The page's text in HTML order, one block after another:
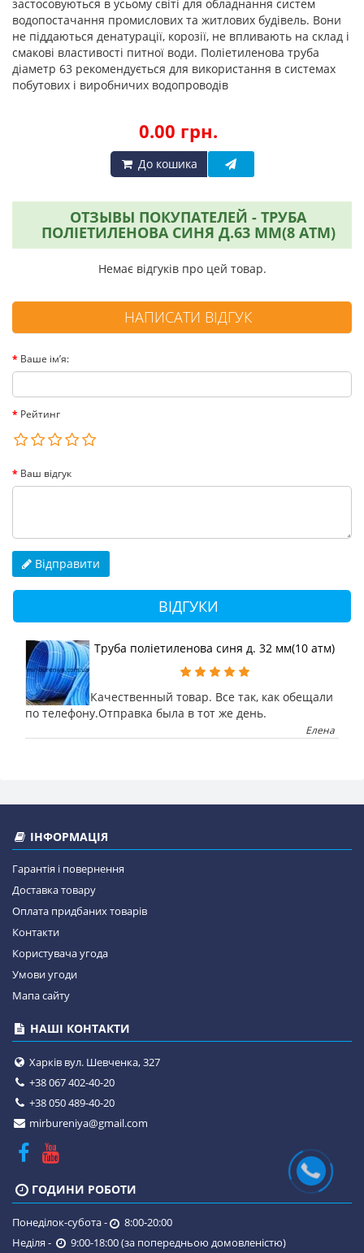
застосовуються в усьому світі для обладнання систем
водопостачання промислових та житлових будівель. Вони
не піддаються денатурації, корозії, не впливають на склад і
смакові властивості питної води. Поліетиленова труба
діаметр 63 рекомендується для використання в системах
побутових і виробничих водопроводів
0.00 грн.
До кошика
ОТЗЫВЫ ПОКУПАТЕЛЕЙ - ТРУБА
ПОЛІЕТИЛЕНОВА СИНЯ Д.63 ММ(8 АТМ)
Немає відгуків про цей товар.
НАПИСАТИ ВІДГУК
Ваше ім’я:
Рейтинг
Ваш відгук
Відправити
ВІДГУКИ
Труба поліетиленова синя д. 32 мм(10 атм)
Качественный товар. Все так, как обещали
по телефону.Отправка была в тот же день.
Елена
ІНФОРМАЦІЯ
Гарантія і повернення
Доставка товару
Оплата придбаних товарів
Контакти
Користувача угода
Умови угоди
Мапа сайту
НАШІ КОНТАКТИ
Харків вул. Шевченка, 327
+38 067 402-40-20
+38 050 489-40-20
mirbureniya@gmail.com
ГОДИНИ РОБОТИ
Понеділок-субота -
8:00-20:00
Неділя -
9:00-18:00 (за попередньою домовленістю)